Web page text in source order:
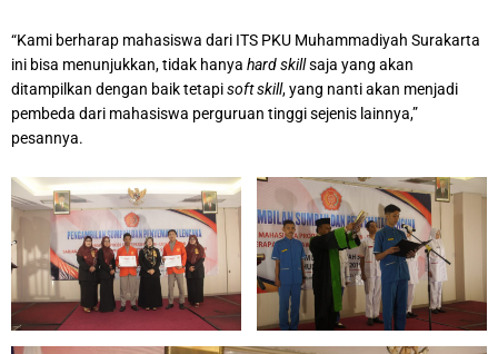
“Kami berharap mahasiswa dari ITS PKU Muhammadiyah Surakarta
ini bisa menunjukkan, tidak hanya hard skillsaja yang akan
ditampilkan dengan baik tetapisoft skill, yang nanti akan menjadi
pembeda dari mahasiswa perguruan tinggi sejenis lainnya,”
pesannya.